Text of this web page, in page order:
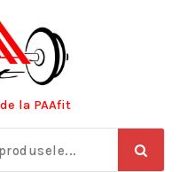
la PAAfit